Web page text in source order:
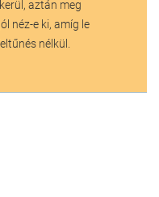
aztán meg
néz-e ki, amíg le
nélkül.